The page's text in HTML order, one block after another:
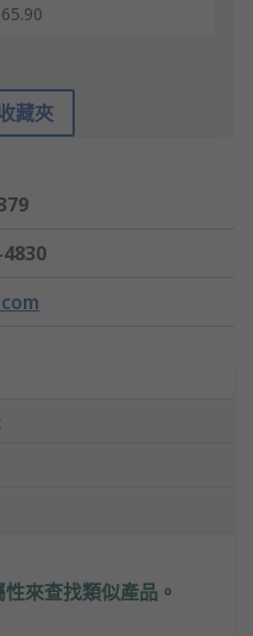
藏夾
4830
來查找類似產品。